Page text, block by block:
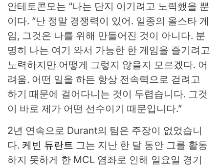
안테토콘모는 “나는 단지 이기려고 노력했을 뿐
이다. “난 정말 경쟁력이 있어. 일종의 올스타 게
임, 그것은 나를 위해 만들어진 것이 아니다. 분
명히 나는 ​​여기 와서 가능한 한 게임을 즐기려고
노력하지만 어떻게 그렇지 않을지 모르겠다. 어
려움. 어떤 일을 하든 항상 전속력으로 걷려고
하기 때문에 걸어다니는 것이 두렵습니다. 그것
이 바로 제가 어떤 선수이기 때문입니다.”
2년 연속으로 Durant의 팀은 주장이 없었습니
다. 케빈 듀란트 그는 지난 한 달 동안 그를 활동
하지 못하게 한 MCL 염좌로 인해 일요일 경기